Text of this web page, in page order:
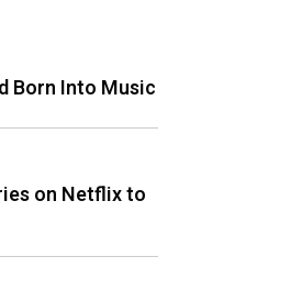
Born Into Music
on Netflix to